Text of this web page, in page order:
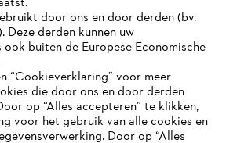
WORDT NIET
door ons en door derden (bv.
Deze derden kunnen uw
ook buiten de Europese Economische
“Cookieverklaring” voor meer
die door ons en door derden
op “Alles accepteren” te klikken,
voor het gebruik van alle cookies en
Door op “Alles